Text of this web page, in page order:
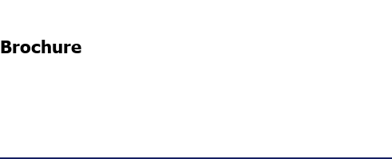
Brochure